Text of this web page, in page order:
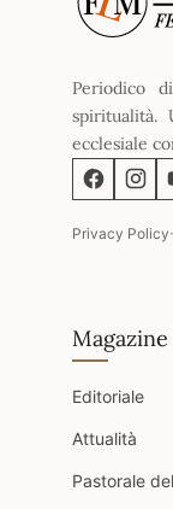
Periodico
spiritualità.
ecclesiale
Privacy Policy·
Magazine
Editoriale
Attualità
Pastorale